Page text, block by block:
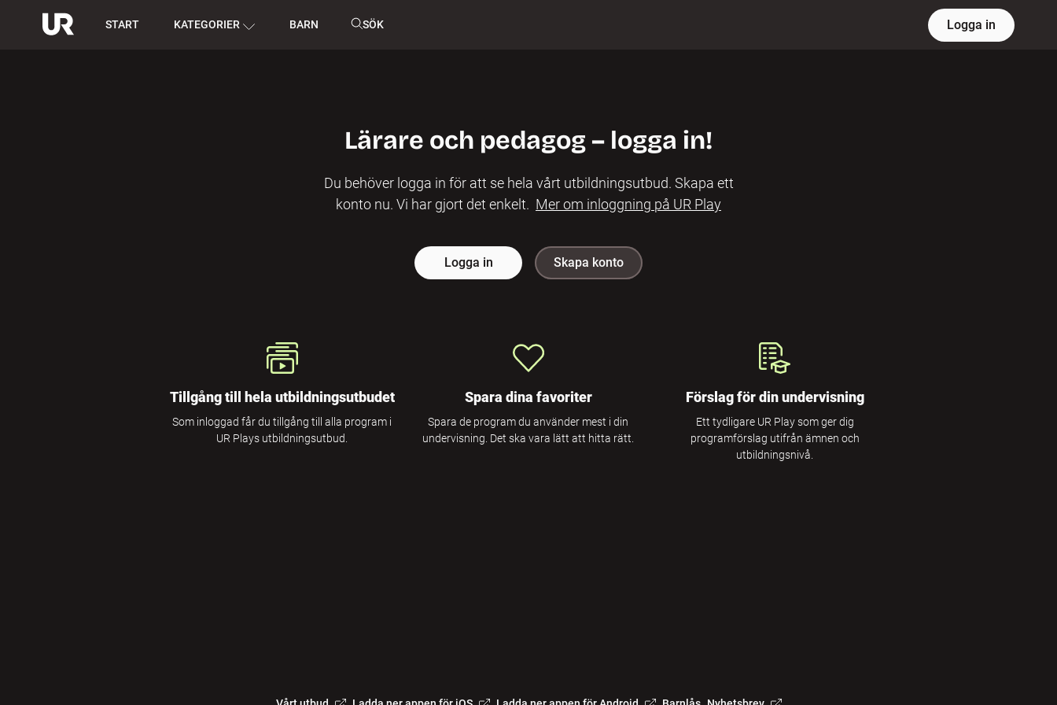
START KATEGORIER BARN SÖK Logga in
Lärare och pedagog – logga in!
Du behöver logga in för att se hela vårt utbildningsutbud. Skapa ett
konto nu. Vi har gjort det enkelt. Mer om inloggning på UR Play
Logga in Skapa konto
Tillgång till hela utbildningsutbudet
Som inloggad får du tillgång till alla program i
UR Plays utbildningsutbud.
Spara dina favoriter
Spara de program du använder mest i din
undervisning. Det ska vara lätt att hitta rätt.
Förslag för din undervisning
Ett tydligare UR Play som ger dig
programförslag utifrån ämnen och
utbildningsnivå.